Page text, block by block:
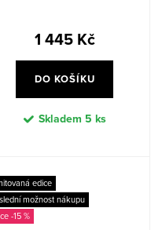
1 445 Kč
DO KOŠÍKU
Skladem 5 ks
edice
možnost nákupu
-15 %